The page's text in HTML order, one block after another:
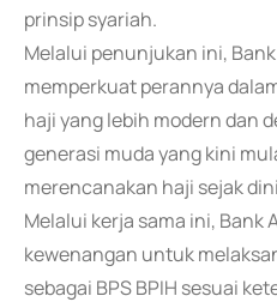
prinsip syariah.
Melalui penunjukan ini,
memperkuat perannya
haji yang lebih modern dan
generasi muda yang kini
merencanakan haji sejak
Melalui kerja sama ini, Bank
kewenangan untuk
sebagai BPS BPIH sesuai